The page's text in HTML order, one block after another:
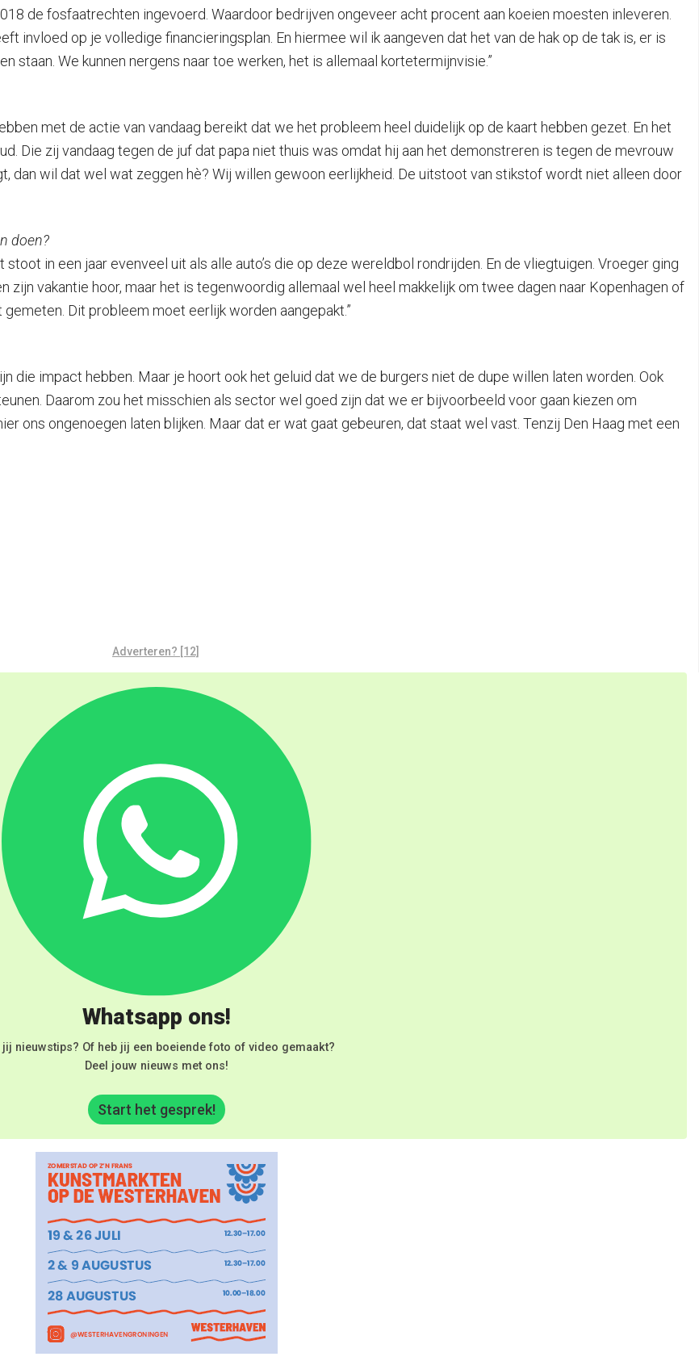
de fosfaatrechten ingevoerd. Waardoor bedrijven ongeveer acht procent aan koeien moesten inleveren.
invloed op je volledige financieringsplan. En hiermee wil ik aangeven dat het van de hak op de tak is, er is
staan. We kunnen nergens naar toe werken, het is allemaal kortetermijnvisie.”
met de actie van vandaag bereikt dat we het probleem heel duidelijk op de kaart hebben gezet. En het
Die zij vandaag tegen de juf dat papa niet thuis was omdat hij aan het demonstreren is tegen de mevrouw
dan wil dat wel wat zeggen hè? Wij willen gewoon eerlijkheid. De uitstoot van stikstof wordt niet alleen door
doen?
in een jaar evenveel uit als alle auto’s die op deze wereldbol rondrijden. En de vliegtuigen. Vroeger ging
zijn vakantie hoor, maar het is tegenwoordig allemaal wel heel makkelijk om twee dagen naar Kopenhagen of
Dit probleem moet eerlijk worden aangepakt.”
die impact hebben. Maar je hoort ook het geluid dat we de burgers niet de dupe willen laten worden. Ook
Daarom zou het misschien als sector wel goed zijn dat we er bijvoorbeeld voor gaan kiezen om
ons ongenoegen laten blijken. Maar dat er wat gaat gebeuren, dat staat wel vast. Tenzij Den Haag met een
Adverteren? [12]
Whatsapp ons!
jij nieuwstips? Of heb jij een boeiende foto of video gemaakt?
Deel jouw nieuws met ons!
Start het gesprek!